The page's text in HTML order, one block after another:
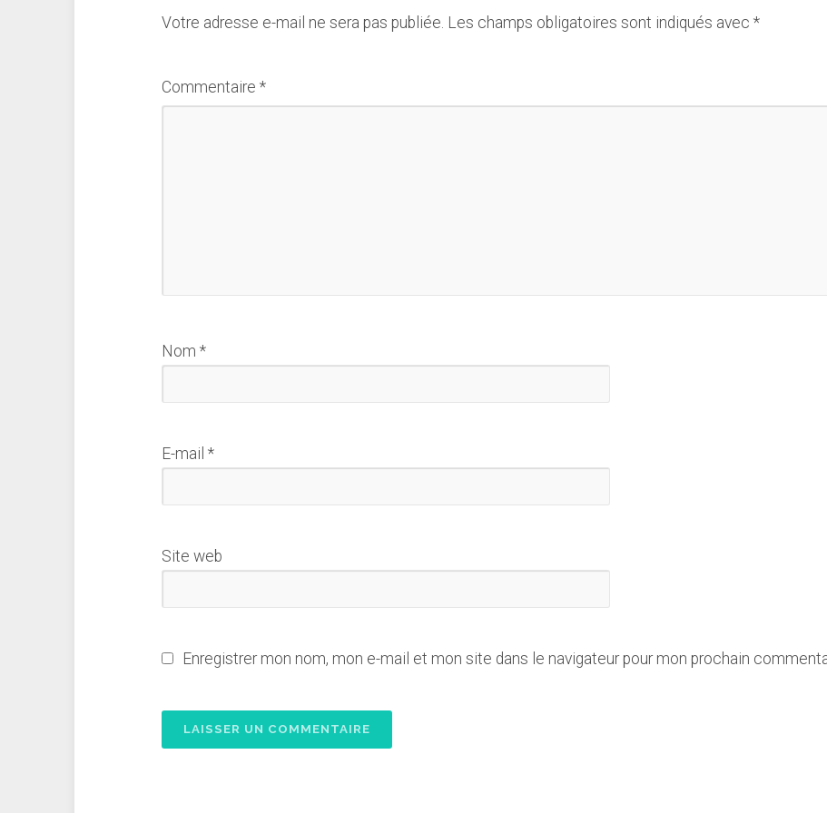
Votre adresse e-mail ne sera pas publiée. Les champs obligatoires sont indiqués avec *
Commentaire *
Nom *
E-mail *
Site web
Enregistrer mon nom, mon e-mail et mon site dans le navigateur pour mon prochain